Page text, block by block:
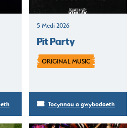
5 Medi 2026
Pit Party
ORIGINAL MUSIC
Tocynnau a gwybodaeth